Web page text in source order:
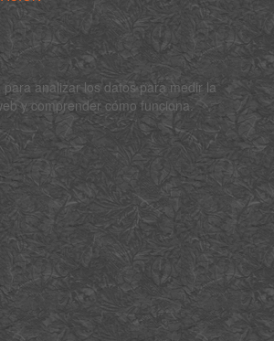
analizar los datos para medir la
y comprender cómo funciona.